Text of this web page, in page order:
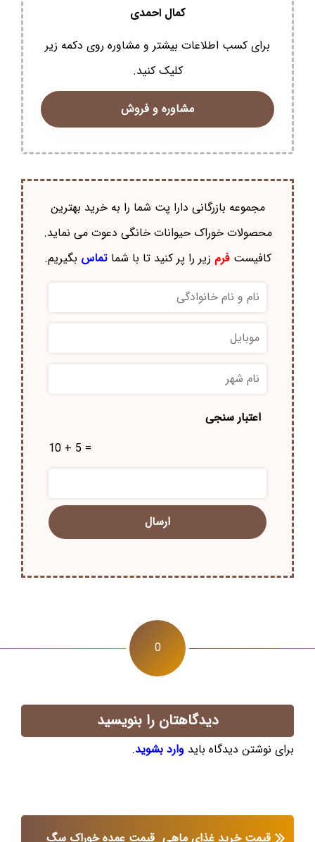
کمال احمدی
برای کسب اطلاعات بیشتر و مشاوره روی دکمه زیر
کلیک کنید.
مشاوره و فروش
مجموعه بازرگانی دارا پت شما را به خرید بهترین
محصولات خوراک حيوانات خانگی دعوت می نماید.
کافیستفرم زیر را پر کنید تا با شماتماس بگیریم.
نام
و
خانوادگی
موبایل
نام
شهر
*
اعتبار سنجی
10 + 5 =
0
دیدگاهتان را بنویسید
برای نوشتن دیدگاه باید وارد بشوید.
قیمت خرید غذای ماهی قیمت عمده خوراک سگ